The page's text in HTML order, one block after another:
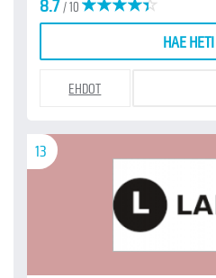
/ 10
HAE HETI
EHDOT
13